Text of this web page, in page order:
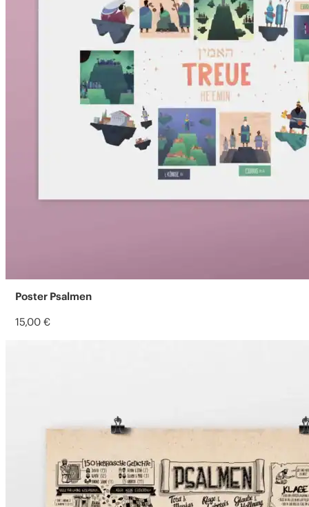
Poster Psalmen
15,00 €